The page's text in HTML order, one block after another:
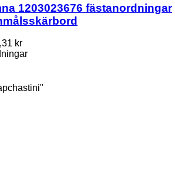
1203023676 fästanordningar
kr